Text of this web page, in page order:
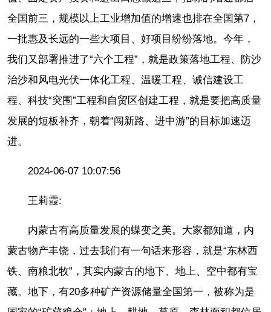
全国前三，规模以上工业增加值的增速也排在全国第7，
一批惠及长远的一些大项目、好项目纷纷落地。今年，
我们又部署推进了“六个工程”，就是政策落地工程、防沙
治沙和风电光伏一体化工程、温暖工程、诚信建设工
程、科技“突围”工程和自贸区创建工程，就是要把高质量
发展的短板补齐，朝着“闯新路、进中游”的目标加速迈
进。
2024-06-07 10:07:56
王莉霞:
内蒙古有高质量发展的蝶变之美。大家都知道，内
蒙古物产丰饶，过去我们有一句话来形容，就是“东林西
铁、南粮北牧”，其实内蒙古的地下、地上、空中都有宝
藏。地下，有20多种矿产资源储量全国第一，被称为是